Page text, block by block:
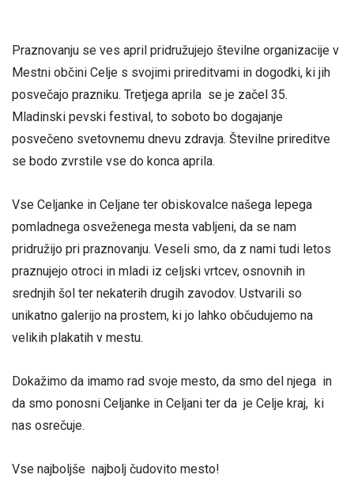
Praznovanju se ves april pridružujejo številne organizacije v
Mestni občini Celje s svojimi prireditvami in dogodki, ki jih
posvečajo prazniku. Tretjega aprila se je začel 35.
Mladinski pevski festival, to soboto bo dogajanje
posvečeno svetovnemu dnevu zdravja. Številne prireditve
se bodo zvrstile vse do konca aprila.
Vse Celjanke in Celjane ter obiskovalce našega lepega
pomladnega osveženega mesta vabljeni, da se nam
pridružijo pri praznovanju. Veseli smo, da z nami tudi letos
praznujejo otroci in mladi iz celjski vrtcev, osnovnih in
srednjih šol ter nekaterih drugih zavodov. Ustvarili so
unikatno galerijo na prostem, ki jo lahko občudujemo na
velikih plakatih v mestu.
Dokažimo da imamo rad svoje mesto, da smo del njega in
da smo ponosni Celjanke in Celjani ter da je Celje kraj, ki
nas osrečuje.
Vse najboljše najbolj čudovito mesto!